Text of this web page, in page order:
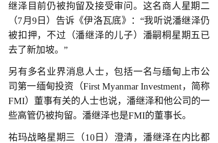
继泽目前仍被拘留及接受审问。这名商人星期二
（7月9日）告诉《伊洛瓦底》：“我听说潘继泽仍
被扣押，不过（潘继泽的儿子）潘嗣桐星期五已
去了新加坡。”
另有多名业界消息人士，包括一名与缅甸上市公
司第一缅甸投资（First Myanmar Investment，简称
FMI）董事有关的人士也说，潘继泽和他公司的一
些高管仍被拘留。潘继泽也是FMI的董事长。
祐玛战略星期三（10日）澄清，潘继泽在内比都